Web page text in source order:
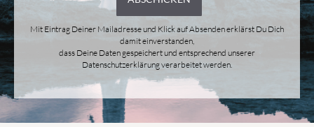
Mit Eintrag Deiner Mailadresse und Klick auf Absenden erklärst Du Dich
damit einverstanden,
dass Deine Daten gespeichert und entsprechend unserer
Datenschutzerklärung verarbeitet werden.